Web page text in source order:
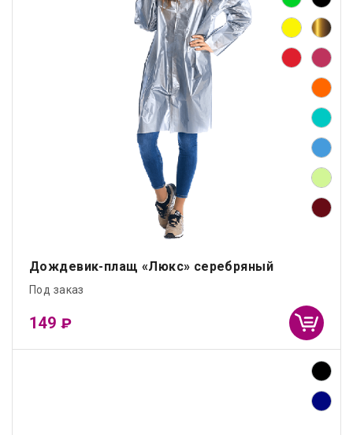
Дождевик-плащ «Люкс» серебряный
Под заказ
149 ₽